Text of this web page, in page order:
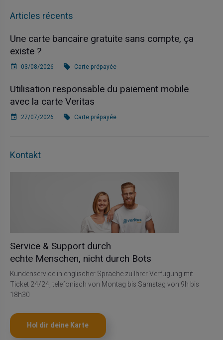
Articles récents
Une carte bancaire gratuite sans compte, ça
existe ?
03/08/2026 Carte prépayée
Utilisation responsable du paiement mobile
avec la carte Veritas
27/07/2026 Carte prépayée
Kontakt
Service & Support durch
echte Menschen, nicht durch Bots
Kundenservice in englischer Sprache zu Ihrer Verfügung mit
Ticket 24/24, telefonisch von Montag bis Samstag von 9h bis
18h30
Hol dir deine Karte